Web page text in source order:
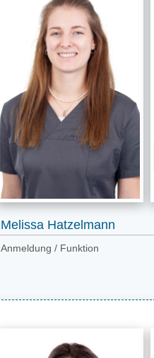
Melissa Hatzelmann
Anmeldung / Funktion